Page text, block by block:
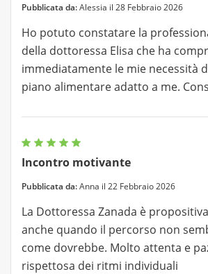
Pubblicata da:Alessia il 28 Febbraio 2026
Ho potuto constatare la
della dottoressa Elisa che ha
immediatamente le mie necessità
piano alimentare adatto a me.
Incontro motivante
Pubblicata da:Anna il 22 Febbraio 2026
La Dottoressa Zanada è
anche quando il percorso non
come dovrebbe. Molto attenta e
rispettosa dei ritmi individuali